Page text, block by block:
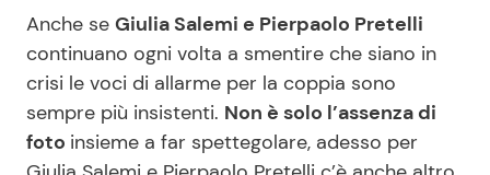
Mondo Mamma
News benessere
Le Ricette in TV
Primi Piatti
Anche se Giulia Salemi e Pierpaolo Pretelli
continuano ogni volta a smentire che siano in
crisi le voci di allarme per la coppia sono
sempre più insistenti. Non è solo l’assenza di
foto insieme a far spettegolare, adesso per